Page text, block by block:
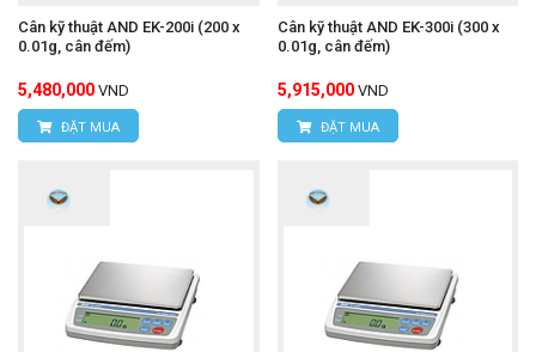
Cân kỹ thuật AND EK-200i (200 x
0.01g, cân đếm)
5,480,000 VND
ĐẶT MUA
Cân kỹ thuật AND EK-300i (300 x
0.01g, cân đếm)
5,915,000 VND
ĐẶT MUA